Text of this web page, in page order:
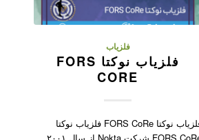
فلزیاب
فلزیاب نوکتا FORS
CORE
فلزیاب نوکتا FORS CoRe فلزیاب نوکتا
FORS CoRe شرکت Nokta از سال ۲۰۰۱